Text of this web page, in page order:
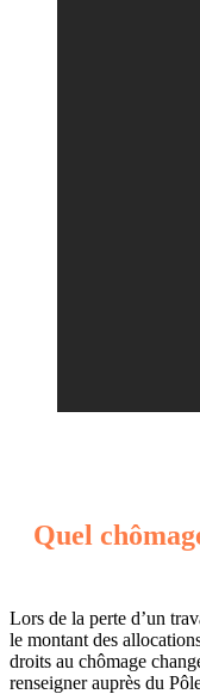
Quel
Lors de la perte d’un
le montant des
droits au chômage
renseigner auprès du